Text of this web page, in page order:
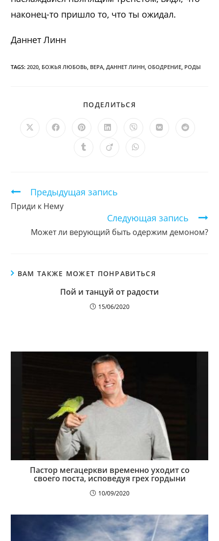
наконец-то пришло то, что ты ожидал.
Даннет Линн
TAGS:2020, БОЖЬЯ ЛЮБОВЬ, ВЕРА, ДАННЕТ ЛИНН, ОБОДРЕНИЕ, РОДЫ
ПОДЕЛИТЬСЯ
Открывается
Открывается
новом
Открывается
в
новом
Открывается
в
новом
Открывается
в
новом
Открывается
Открывается
ОткрываетсяОткрывается
Продолжить
чтение
Предыдущая запись
Приди к Нему
Следующая запись
Может ли верующий быть одержим демоном?
ВАМ ТАКЖЕ МОЖЕТ ПОНРАВИТЬСЯ
Пой и танцуй от радости
15/06/2020
Пастор мегацеркви временно уходит со
своего поста, исповедуя грех гордыни
10/09/2020